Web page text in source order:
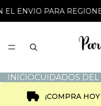
EL ENVIO PARA
INICIOCUIDADOS DEL
¡COMPRA